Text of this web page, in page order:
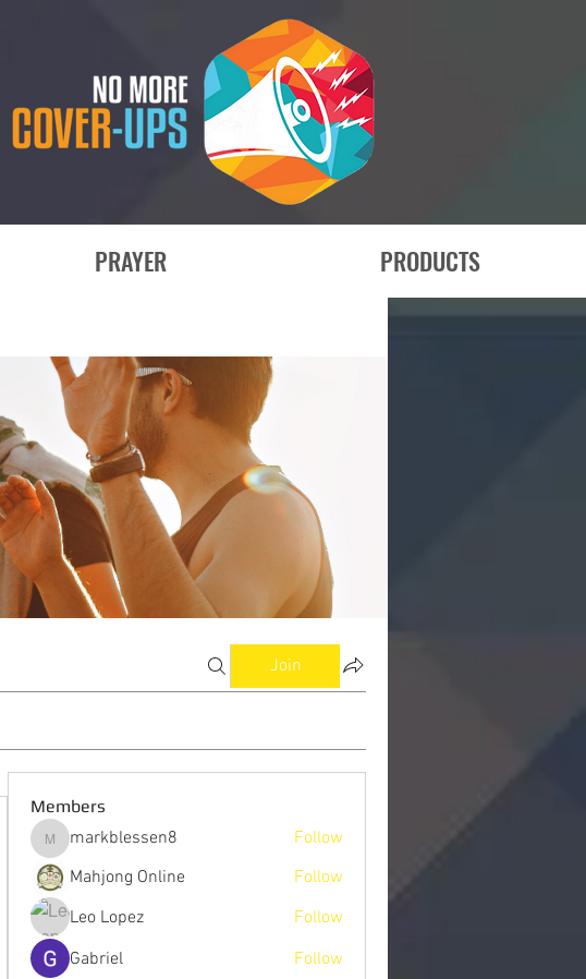
PRAYER PRODUCTS
Join
Members
markblessen8
markblessen8
Follow
Mahjong Online
Follow
Leo Lopez
Follow
Gabriel
Follow